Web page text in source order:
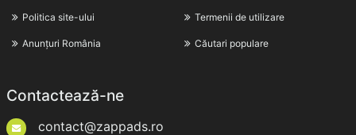
Politica site-ului
Anunțuri România
Termenii de utilizare
Căutari populare
Contactează-ne
contact@zappads.ro